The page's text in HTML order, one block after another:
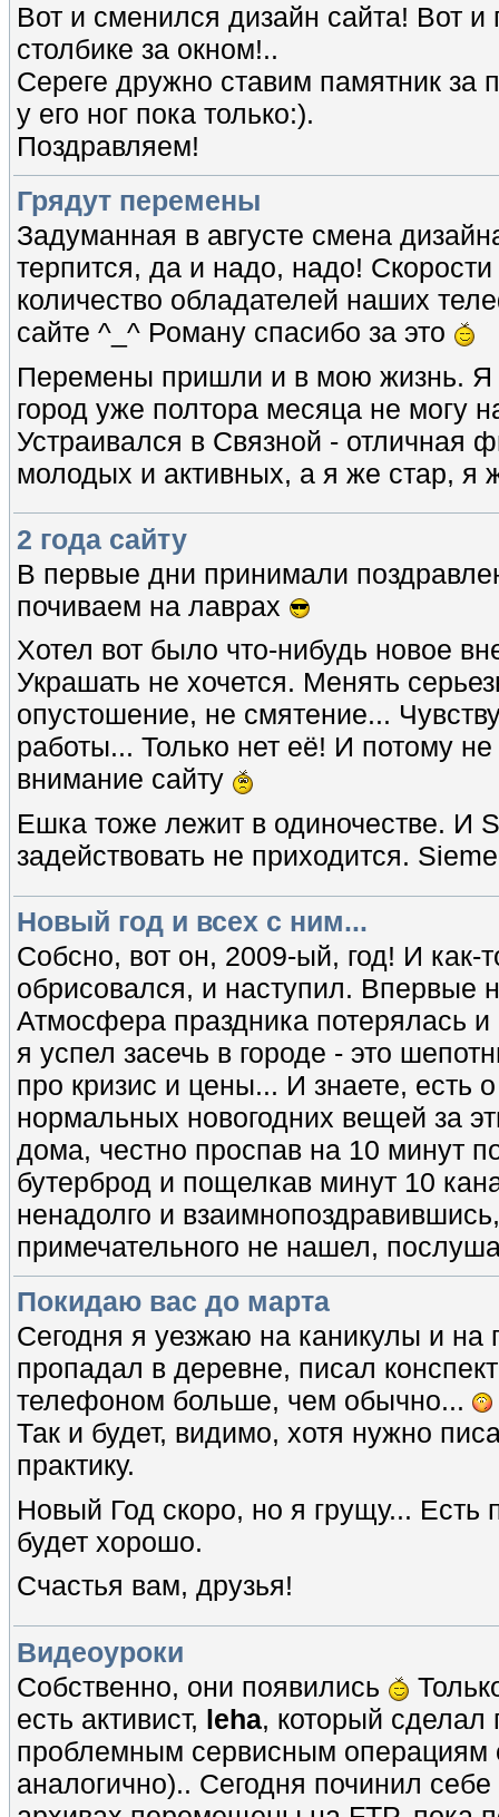
Вот и сменился дизайн сайта! Вот
столбике за окном!..
Сереге дружно ставим памятник
у его ног пока только:).
Поздравляем!
Грядут перемены
Задуманная в августе смена
терпится, да и надо, надо!
количество обладателей наших
сайте ^_^ Роману спасибо за это
Перемены пришли и в мою жизнь. Я
город уже полтора месяца не могу
Устраивался в Связной -
молодых и активных, а я же стар, я
2 года сайту
В первые дни принимали
почиваем на лаврах
Хотел вот было что-нибудь новое
Украшать не хочется. Менять
опустошение, не смятение...
работы... Только нет её! И потому
внимание сайту
Ешка тоже лежит в одиночестве. И
задействовать не приходится.
Новый год и всех с ним...
Собсно, вот он, 2009-ый, год! И как-
обрисовался, и наступил. Впервые
Атмосфера праздника потерялась
я успел засечь в городе - это
про кризис и цены... И знаете, есть
нормальных новогодних вещей за
дома, честно проспав на 10 минут
бутерброд и пощелкав минут 10
ненадолго и
примечательного не нашел,
Покидаю вас до марта
Сегодня я уезжаю на каникулы и на
пропадал в деревне, писал
телефоном больше, чем обычно...
Так и будет, видимо, хотя нужно
практику.
Новый Год скоро, но я грущу...
будет хорошо.
Счастья вам, друзья!
Видеоуроки
Собственно, они появились
есть активист, leha, который
проблемным сервисным операциям
аналогично).. Сегодня починил